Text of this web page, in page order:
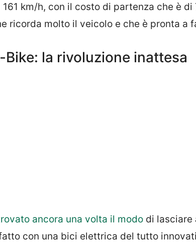
km/h, con il costo di partenza che è di
ricorda molto il veicolo e che è pronta a
Bike: la rivoluzione inattesa
ancora una volta il modo di lasciare
con una bici elettrica del tutto